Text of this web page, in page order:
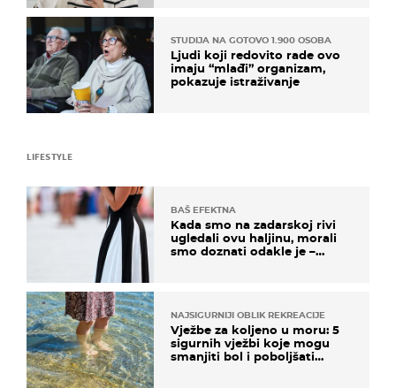
STUDIJA NA GOTOVO 1.900 OSOBA
Ljudi koji redovito rade ovo
imaju “mlađi” organizam,
pokazuje istraživanje
LIFESTYLE
BAŠ EFEKTNA
Kada smo na zadarskoj rivi
ugledali ovu haljinu, morali
smo doznati odakle je –
NAJSIGURNIJI OBLIK REKREACIJE
Vježbe za koljeno u moru: 5
sigurnih vježbi koje mogu
smanjiti bol i poboljšati